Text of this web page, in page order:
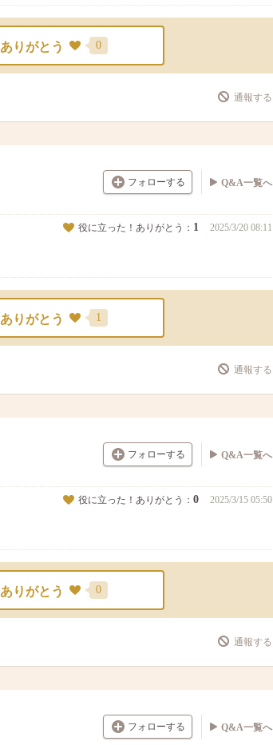
ありがとう 0
通報する
フォローする Q&A一覧へ
役に立った！ありがとう： 1 2025/3/20 08:11
ありがとう 1
通報する
フォローする Q&A一覧へ
役に立った！ありがとう： 0 2025/3/15 05:50
ありがとう 0
通報する
フォローする Q&A一覧へ